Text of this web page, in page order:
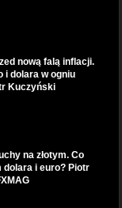
nową falą inflacji.
i dolara w ogniu
Kuczyński
na złotym. Co
dolara i euro? Piotr